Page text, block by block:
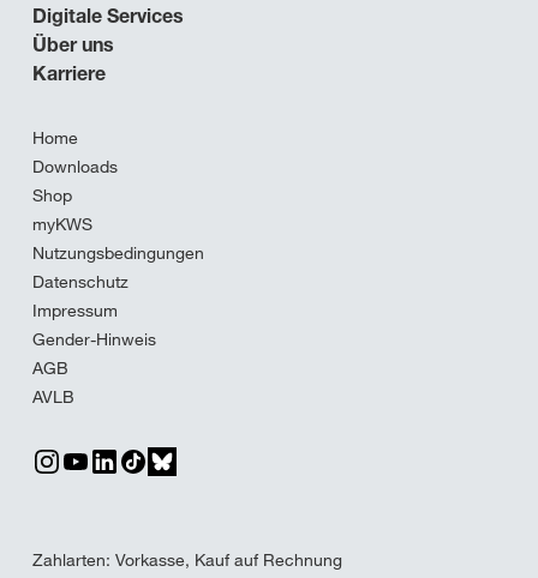
Digitale Services
Über uns
Karriere
Home
Downloads
Shop
myKWS
Nutzungsbedingungen
Datenschutz
Impressum
Gender-Hinweis
AGB
AVLB
Zahlarten: Vorkasse, Kauf auf Rechnung